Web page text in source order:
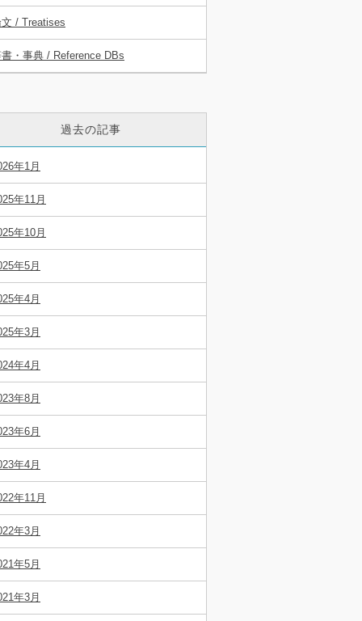
/ Treatises
・事典 / Reference DBs
過去の記事
年1月
年11月
年10月
年5月
年4月
年3月
年4月
年8月
年6月
年4月
年11月
年3月
年5月
年3月